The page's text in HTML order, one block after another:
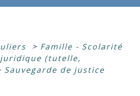
> Famille - Scolarité
(tutelle,
Sauvegarde de justice